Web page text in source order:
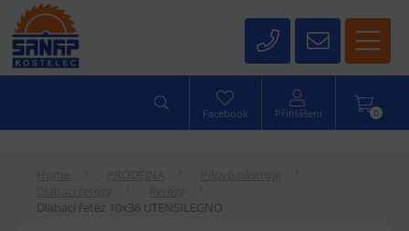
0
Facebook Přihlášení
Dlabací řetěz 10x36 UTENSILEGNO